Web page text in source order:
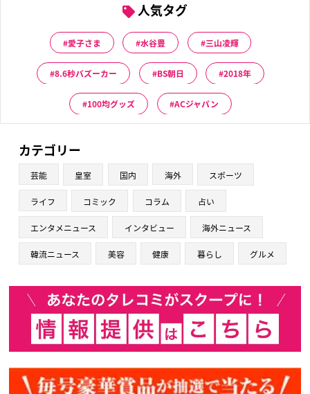
人気タグ
愛子さま 水谷豊 三山凌輝
8.6秒バズーカー BS朝日 2018年
100均グッズ ACジャパン
カテゴリー
芸能 皇室 国内 海外 スポーツ
ライフ コミック コラム 占い
エンタメニュース インタビュー 海外ニュース
韓流ニュース 美容 健康 暮らし グルメ